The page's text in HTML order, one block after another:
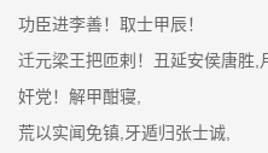
功臣进李善！取士甲辰！
迁元梁王把匝剌！丑延安侯唐胜
奸党！解甲酣寝,
荒以实闻免镇,牙遁归张士诚,